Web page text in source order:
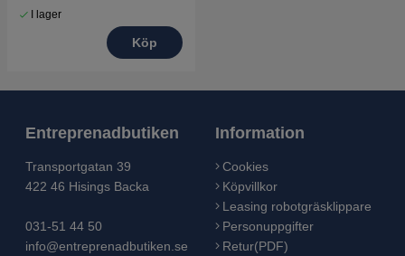
I lager
Köp
Entreprenadbutiken
Transportgatan 39
422 46 Hisings Backa
031-51 44 50
info@entreprenadbutiken.se
Information
Cookies
Köpvillkor
Leasing robotgräsklippare
Personuppgifter
Retur(PDF)